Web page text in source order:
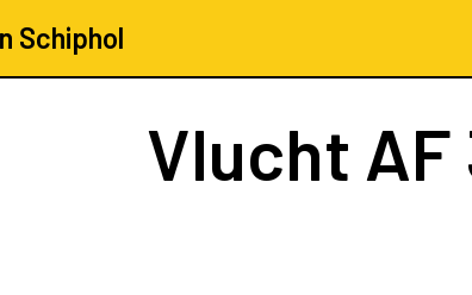
Schiphol
Vlucht AF